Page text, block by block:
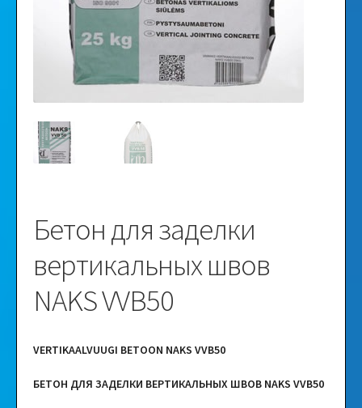
Бетон для заделки
вертикальных швов
NAKS VVB50
VERTIKAALVUUGI BETOON NAKS VVB50
БЕТОН ДЛЯ ЗАДЕЛКИ ВЕРТИКАЛЬНЫХ ШВОВ NAKS VVB50